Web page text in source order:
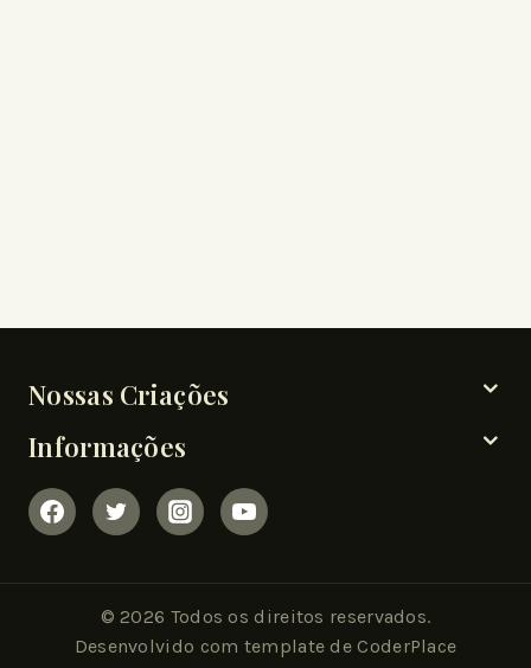
Nossas Criações
Informações
© 2026 Todos os direitos reservados.
Desenvolvido com template de CoderPlace